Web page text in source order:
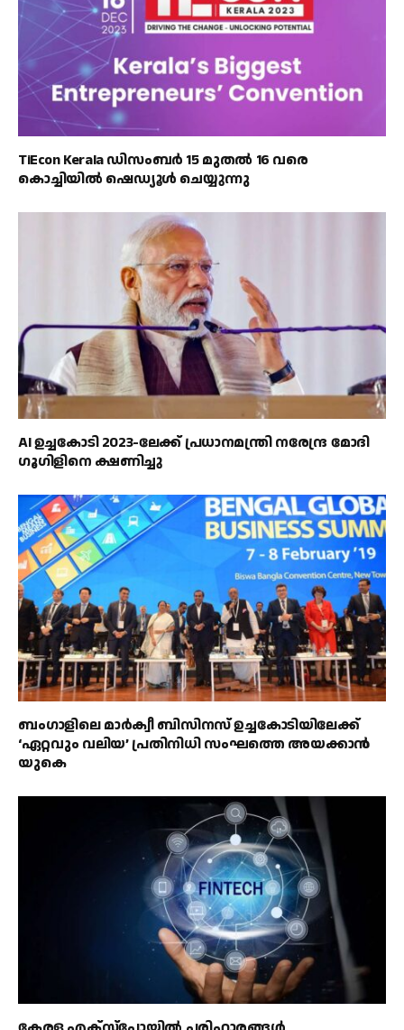
TiEcon Kerala ഡിസംബർ 15 മുതൽ 16 വരെ
കൊച്ചിയിൽ ഷെഡ്യൂൾ ചെയ്യുന്നു
AI ഉച്ചകോടി 2023-ലേക്ക് പ്രധാനമന്ത്രി നരേന്ദ്ര മോദി
ഗൂഗിളിനെ ക്ഷണിച്ചു
ബംഗാളിലെ മാർക്വീ ബിസിനസ് ഉച്ചകോടിയിലേക്ക്
‘ഏറ്റവും വലിയ’ പ്രതിനിധി സംഘത്തെ അയക്കാൻ
യുകെ